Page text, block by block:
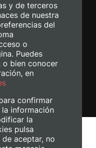
y de terceros
de nuestra
del
o
Puedes
o bien conocer
en
confirmar
información
la
pulsa
de aceptar, no